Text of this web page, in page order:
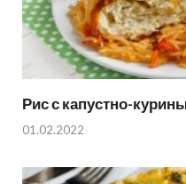
Рис с капустно-
01.02.2022